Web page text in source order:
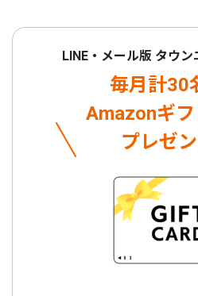
LINE・メール版 タウ
毎月計30
Amazonギ
プレゼン